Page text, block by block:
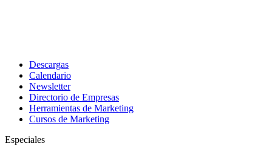
Descargas
Calendario
Newsletter
Directorio de Empresas
Herramientas de Marketing
Cursos de Marketing
Especiales